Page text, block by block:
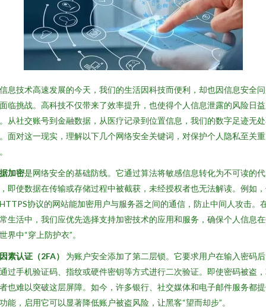
息技术高速发展的今天，我们的生活因科技而便利，却也因信息安全
临挑战。高科技不仅带来了效率提升，也使得个人信息泄露的风险日
从社交账号到金融数据，从医疗记录到位置信息，我们的数字足迹无
面对这一现实，理解以下几个网络安全关键词，对保护个人隐私至关重
加密是网络安全的基础防线。它通过算法将敏感信息转化为不可读的代
即使数据在传输或存储过程中被截获，未经授权者也无法解读。例如
协议的网站能加密用户与服务器之间的通信，防止中间人攻击。
生活中，我们应优先选择支持加密技术的应用和服务，确保个人信息
界中“穿上防护衣”。
素认证（2FA）
为账户安全添加了第二层锁。它要求用户在输入密码
过手机验证码、指纹或硬件密钥等方式进行二次验证。即使密码被盗
也难以突破这层屏障。如今，许多银行、社交媒体和电子邮件服务都
能，启用它可以显著降低账户被盗风险，让黑客“望而却步”。